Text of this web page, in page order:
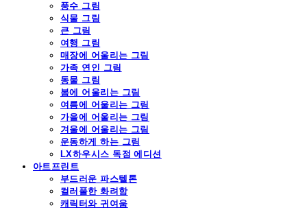
풍수 그림
식물 그림
큰 그림
여행 그림
매장에 어울리는 그림
가족 연인 그림
동물 그림
봄에 어울리는 그림
여름에 어울리는 그림
가을에 어울리는 그림
겨울에 어울리는 그림
운동하게 하는 그림
LX하우시스 독점 에디션
아트프린트
부드러운 파스텔톤
컬러풀한 화려함
캐릭터와 귀여움